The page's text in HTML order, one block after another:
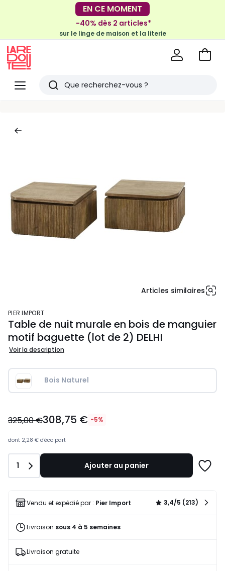
-30€ tous les 100€*
sur le meuble & la déco
EN CE MOMENT
-40% dès 2 articles*
sur le linge de maison et la literie
Menu
Redoute
Rechercher
Voir
Articles similaires
PIER IMPORT
Table de nuit murale en bois de manguier
motif baguette (lot de 2) DELHI
Voir la description
Bois Naturel
€
lieu
325,00
5%
réduction
appliquée.
325,00 €308,75 € -5%
dont 2,28 € d'éco part
Quantité
1 Ajouter au panier
liste
Vendu et expédié par : Pier Import 3,4/5 (213)
Livraison sous 4 à 5 semaines
Livraison gratuite